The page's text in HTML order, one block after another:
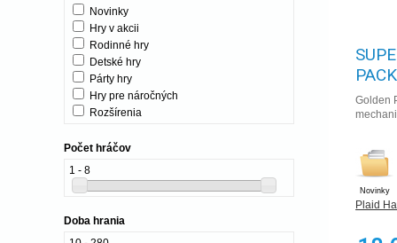
PACK
Golden
Novinky
Plaid
Games Workshop
Gary Arant, Justin Gary
Gricha German
Ian Brody
Isaac Childres
Jason Hager, Darren Reckner
Josh Carlson, Adam Carlson
Giannini
Giannini, Josh Wielgus
Luke Laurie
Matthew Dunstan
Novinky
Hry v akcii
Rodinné hry
Detské hry
Párty hry
Hry pre náročných
Rozšírenia
Počet hráčov
1 - 8
Doba hrania